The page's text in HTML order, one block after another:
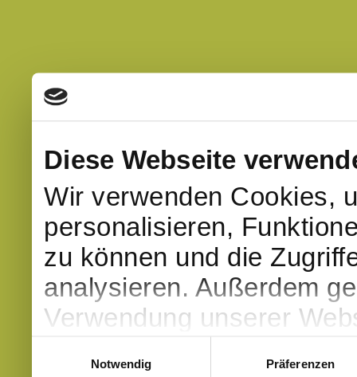
Diese Webseite
Wir verwenden Cookies,
personalisieren,
zu können und die
analysieren. Außerdem
Verwendung unserer
Notwendig
Präferenzen